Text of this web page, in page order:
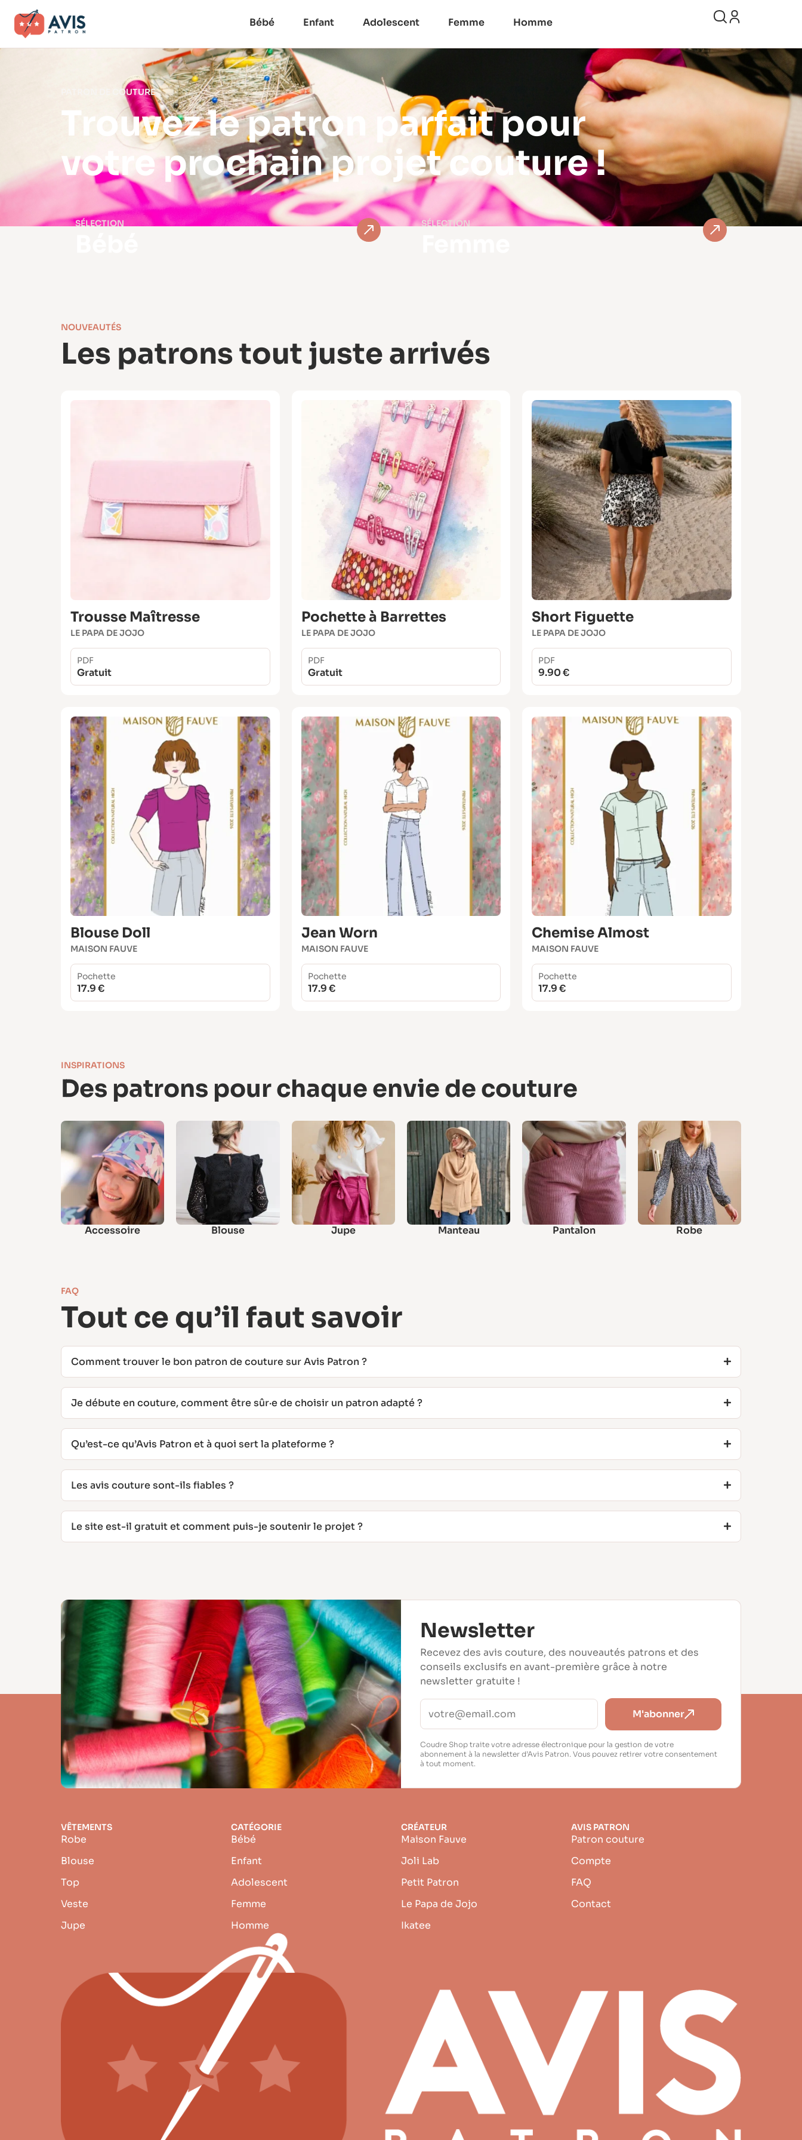
Bébé Enfant Adolescent Femme Homme
PATRON DE COUTURE
Trouvez le patron parfait pour
votre prochain projet couture !
SÉLECTION SÉLECTION
NOUVEAUTÉS
Les patrons tout juste arrivés
Trousse Maîtresse
LE PAPA DE JOJO
PDF
Gratuit
Pochette à Barrettes
LE PAPA DE JOJO
PDF
Gratuit
Short Figuette
LE PAPA DE JOJO
PDF
9.90 €
Blouse Doll
MAISON FAUVE
Pochette
17.9 €
Jean Worn
MAISON FAUVE
Pochette
17.9 €
Chemise Almost
MAISON FAUVE
Pochette
17.9 €
INSPIRATIONS
Des patrons pour chaque envie de couture
Accessoire Blouse Jupe Manteau Pantalon Robe
FAQ
Tout ce qu’il faut savoir
Comment trouver le bon patron de couture sur Avis Patron ?
Je débute en couture, comment être sûr·e de choisir un patron adapté ?
Qu’est-ce qu’Avis Patron et à quoi sert la plateforme ?
Les avis couture sont-ils fiables ?
Le site est-il gratuit et comment puis-je soutenir le projet ?
Newsletter
Recevez des avis couture, des nouveautés patrons et des
conseils exclusifs en avant-première grâce à notre
newsletter gratuite !
M'abonner
Coudre Shop traite votre adresse électronique pour la gestion de votre
abonnement à la newsletter d’Avis Patron. Vous pouvez retirer votre consentement
à tout moment.
VÊTEMENTS
Robe
Blouse
Top
Veste
Jupe
CATÉGORIE
Bébé
Enfant
Adolescent
Femme
Homme
CRÉATEUR
Maison Fauve
Joli Lab
Petit Patron
Le Papa de Jojo
Ikatee
AVIS PATRON
Patron couture
Compte
FAQ
Contact